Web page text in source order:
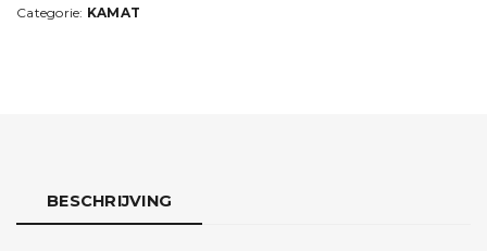
Categorie: KAMAT
BESCHRIJVING